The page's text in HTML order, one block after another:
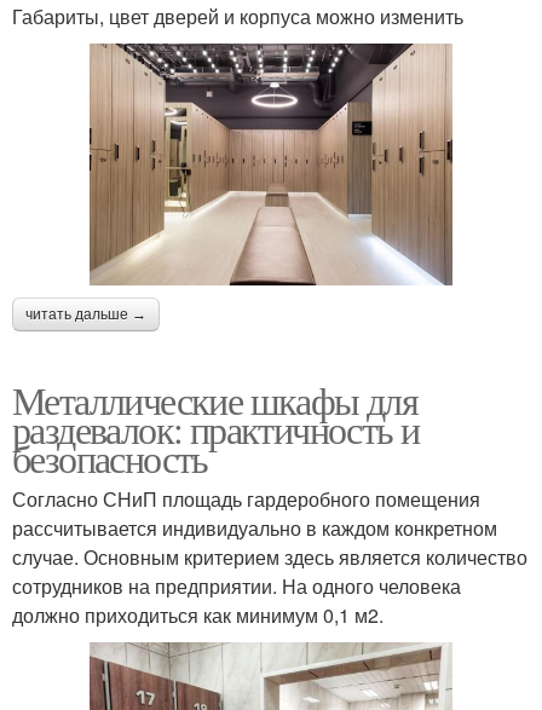
Габариты, цвет дверей и корпуса можно изменить
читать дальше →
Металлические шкафы для
раздевалок: практичность и
безопасность
Согласно СНиП площадь гардеробного помещения
рассчитывается индивидуально в каждом конкретном
случае. Основным критерием здесь является количество
сотрудников на предприятии. На одного человека
должно приходиться как минимум 0,1 м2.